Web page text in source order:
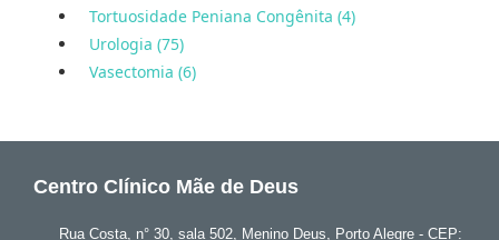
Tortuosidade Peniana Congênita (4)
Urologia (75)
Vasectomia (6)
Centro Clínico Mãe de Deus
Rua Costa, n° 30, sala 502, Menino Deus, Porto Alegre - CEP: